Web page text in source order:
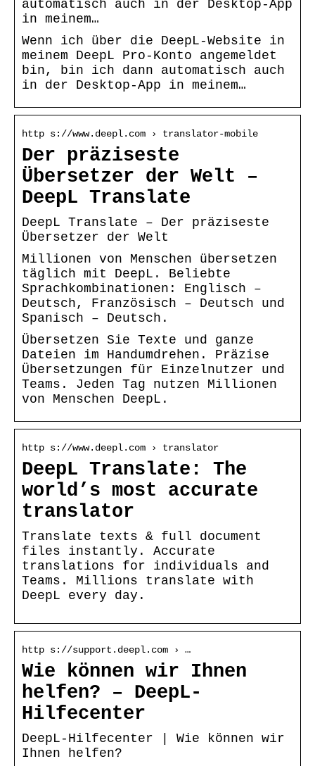
automatisch auch in der Desktop-App
in meinem…
Wenn ich über die DeepL-Website in
meinem DeepL Pro-Konto angemeldet
bin, bin ich dann automatisch auch
in der Desktop-App in meinem…
http s://www.deepl.com › translator-mobile
Der präziseste
Übersetzer der Welt –
DeepL Translate
DeepL Translate – Der präziseste
Übersetzer der Welt
Millionen von Menschen übersetzen
täglich mit DeepL. Beliebte
Sprachkombinationen: Englisch –
Deutsch, Französisch – Deutsch und
Spanisch – Deutsch.
Übersetzen Sie Texte und ganze
Dateien im Handumdrehen. Präzise
Übersetzungen für Einzelnutzer und
Teams. Jeden Tag nutzen Millionen
von Menschen DeepL.
http s://www.deepl.com › translator
DeepL Translate: The
world’s most accurate
translator
Translate texts & full document
files instantly. Accurate
translations for individuals and
Teams. Millions translate with
DeepL every day.
http s://support.deepl.com › …
Wie können wir Ihnen
helfen? – DeepL-
Hilfecenter
DeepL-Hilfecenter | Wie können wir
Ihnen helfen?